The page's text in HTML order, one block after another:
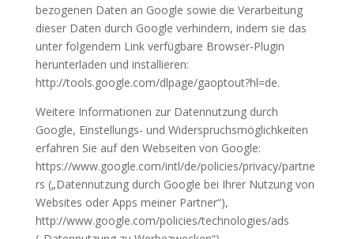
bezogenen Daten an Google sowie die Verarbeitung
dieser Daten durch Google verhindern, indem sie das
unter folgendem Link verfügbare Browser-Plugin
herunterladen und installieren:
http://tools.google.com/dlpage/gaoptout?hl=de.
Weitere Informationen zur Datennutzung durch
Google, Einstellungs- und Widerspruchsmöglichkeiten
erfahren Sie auf den Webseiten von Google:
https://www.google.com/intl/de/policies/privacy/partne
rs („Datennutzung durch Google bei Ihrer Nutzung von
Websites oder Apps meiner Partner“),
http://www.google.com/policies/technologies/ads